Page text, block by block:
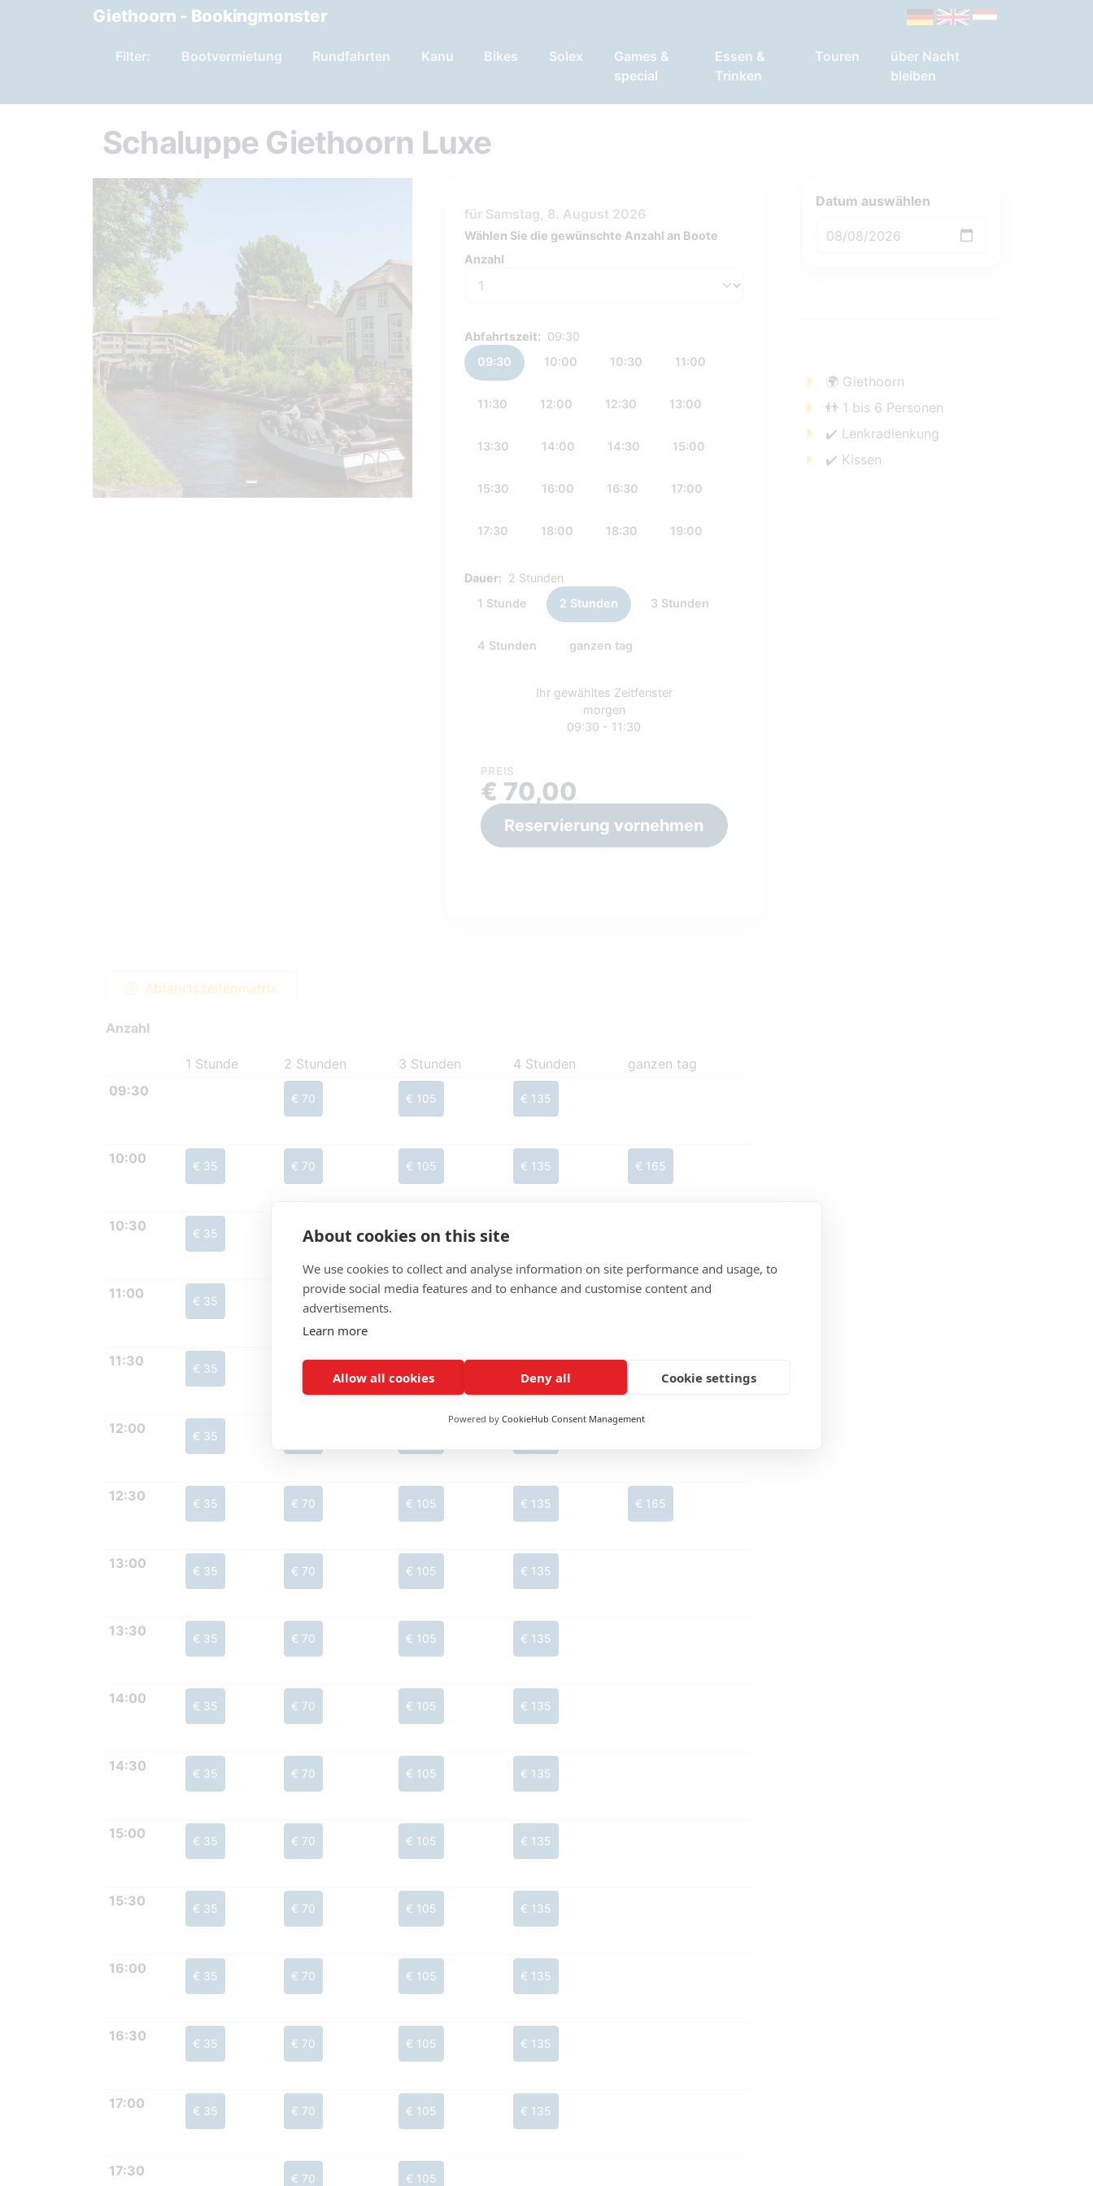
Giethoorn - Bookingmonster
Filter: Bootvermietung Rundfahrten Kanu Bikes Solex
Games &
special
Essen &
Trinken
Touren
über Nacht
bleiben
Schaluppe Giethoorn Luxe
für Samstag, 8. August 2026
Wählen Sie die gewünschte Anzahl an Boote
Anzahl
Abfahrtszeit: 09:30
09:30
10:00 10:30 11:00
11:30 12:00 12:30 13:00
13:30 14:00 14:30 15:00
15:30 16:00 16:30 17:00
17:30 18:00 18:30 19:00
Dauer: 2 Stunden
1 Stunde
2 Stunden 3 Stunden
4 Stunden ganzen tag
Ihr gewähltes Zeitfenster
morgen
09:30 - 11:30
PREIS
€ 70,00
Reservierung vornehmen
Abfahrtszeitenmatrix
Anzahl
1 Stunde 2 Stunden 3 Stunden 4 Stunden
ganzen tag
09:30
€ 70 € 105 € 135
10:00 € 35 € 70 € 105 € 135 € 165
10:30 € 35 € 70 € 105
11:00 € 35 € 70
11:30 € 35
12:00 € 35
12:30 € 35 € 70 € 105 € 135 € 165
13:00 € 35 € 70 € 105 € 135
13:30 € 35 € 70 € 105 € 135
14:00 € 35 € 70 € 105 € 135
14:30 € 35 € 70 € 105 € 135
15:00 € 35 € 70 € 105 € 135
15:30 € 35 € 70 € 105 € 135
16:00 € 35 € 70 € 105 € 135
16:30 € 35 € 70 € 105 € 135
17:00 € 35 € 70 € 105 € 135
17:30 € 70 € 105
Datum auswählen
🌍 Giethoorn
👬 1 bis 6 Personen
✔️ Lenkradlenkung
✔️ Kissen
About cookies on this site
We use cookies to collect and analyse information on site performance and usage, to
provide social media features and to enhance and customise content and
advertisements.
Learn more
Allow all cookies Deny all Cookie settings
Powered by CookieHub Consent Management